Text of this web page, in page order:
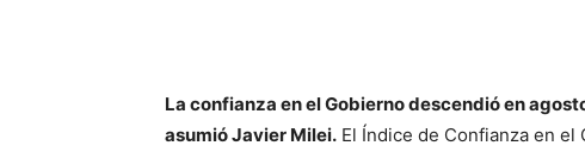
La confianza en el Gobierno descendió en
asumió Javier Milei. El Índice de Confianza en el